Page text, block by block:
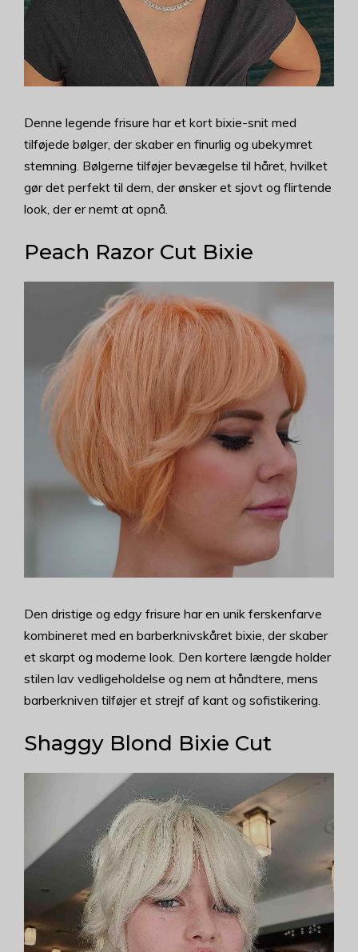
Denne legende frisure har et kort bixie-snit med
tilføjede bølger, der skaber en finurlig og ubekymret
stemning. Bølgerne tilføjer bevægelse til håret, hvilket
gør det perfekt til dem, der ønsker et sjovt og flirtende
look, der er nemt at opnå.
Peach Razor Cut Bixie
Den dristige og edgy frisure har en unik ferskenfarve
kombineret med en barberknivskåret bixie, der skaber
et skarpt og moderne look. Den kortere længde holder
stilen lav vedligeholdelse og nem at håndtere, mens
barberkniven tilføjer et strejf af kant og sofistikering.
Shaggy Blond Bixie Cut